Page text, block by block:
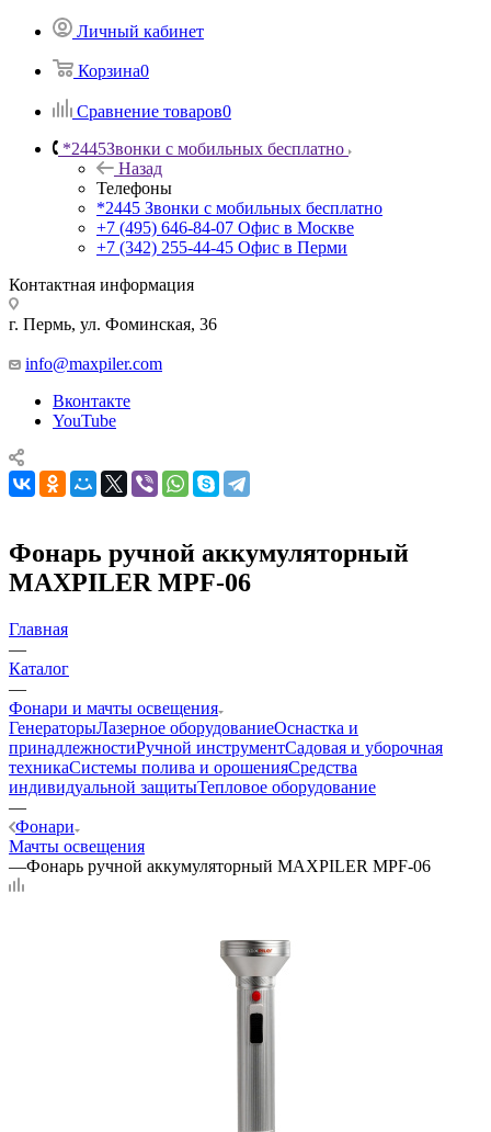
Личный кабинет
Корзина0
Сравнение товаров0
*2445Звонки с мобильных бесплатно
Назад
Телефоны
*2445 Звонки с мобильных бесплатно
+7 (495) 646-84-07 Офис в Москве
+7 (342) 255-44-45 Офис в Перми
Контактная информация
г. Пермь, ул. Фоминская, 36
info@maxpiler.com
Вконтакте
YouTube
Фонарь ручной аккумуляторный
MAXPILER MPF-06
Главная
—
Каталог
—
Фонари и мачты освещения
ГенераторыЛазерное оборудованиеОснастка и
принадлежностиРучной инструментСадовая и уборочная
техникаСистемы полива и орошенияСредства
индивидуальной защитыТепловое оборудование
—
Фонари
Мачты освещения
—Фонарь ручной аккумуляторный MAXPILER MPF-06